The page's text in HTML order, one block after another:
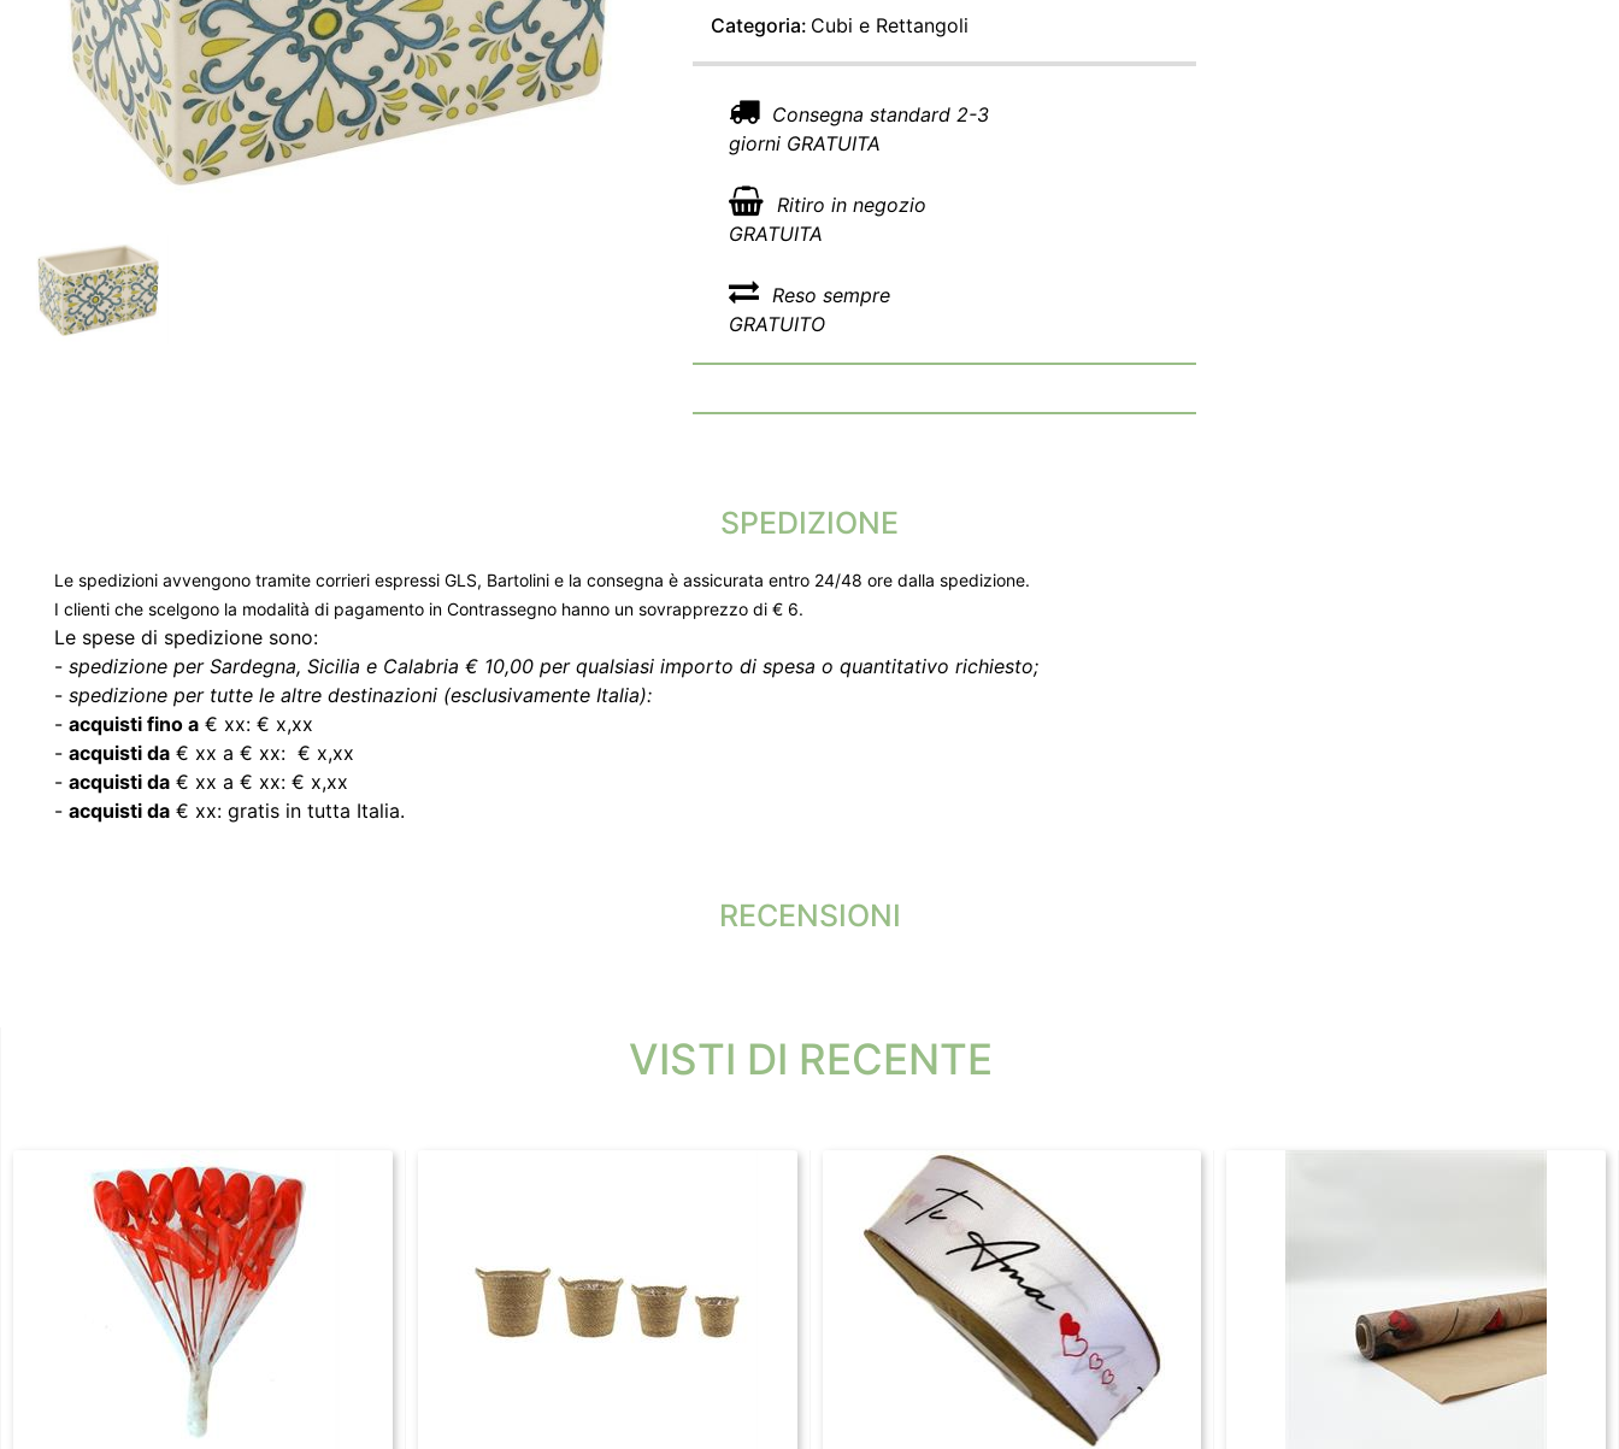
Categoria: Cubi e Rettangoli
Consegna standard 2-3
giorni GRATUITA
Ritiro in negozio
GRATUITA
Reso sempre
GRATUITO
SPEDIZIONE
Le spedizioni avvengono tramite corrieri espressi GLS, Bartolini e la consegna è assicurata entro 24/48 ore dalla spedizione.
I clienti che scelgono la modalità di pagamento in Contrassegno hanno un sovrapprezzo di € 6.
Le spese di spedizione sono:
- spedizione per Sardegna, Sicilia e Calabria € 10,00 per qualsiasi importo di spesa o quantitativo richiesto;
- spedizione per tutte le altre destinazioni (esclusivamente Italia):
- acquisti fino a € xx: € x,xx
- acquisti da € xx a € xx: € x,xx
- acquisti da € xx a € xx: € x,xx
- acquisti da € xx: gratis in tutta Italia.
RECENSIONI
VISTI DI RECENTE